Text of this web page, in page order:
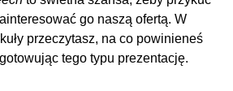
go naszą ofertą. W
przeczytasz, na co powinieneś
tego typu prezentację.